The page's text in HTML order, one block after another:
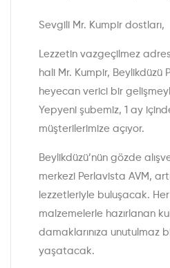
Sevgili Mr. Kumpir dostları,
Lezzetin vazgeçilmez
hali Mr. Kumpir, Beylikdüzü
heyecan verici bir
Yepyeni şubemiz, 1 ay
müşterilerimize açıyor.
Beylikdüzü’nün gözde
merkezi Perlavista AVM,
lezzetleriyle buluşacak.
malzemelerle hazırlanan
damaklarınıza unutulmaz
yaşatacak.